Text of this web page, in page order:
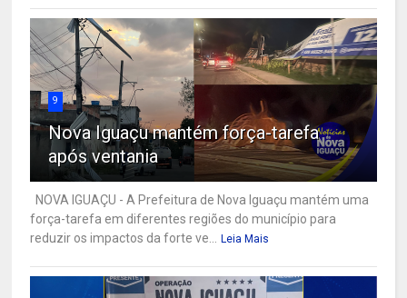
9
Nova Iguaçu mantém força-tarefa
após ventania
NOVA IGUAÇU - A Prefeitura de Nova Iguaçu mantém uma
força-tarefa em diferentes regiões do município para
reduzir os impactos da forte ve... Leia Mais